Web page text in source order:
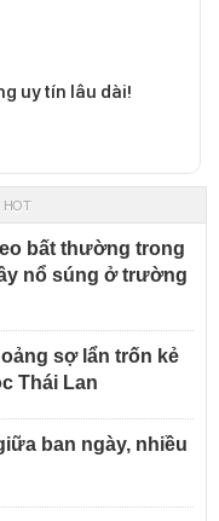
uy tín lâu dài!
HOT
bất thường trong
nổ súng ở trường
sợ lẩn trốn kẻ
Thái Lan
ban ngày, nhiều